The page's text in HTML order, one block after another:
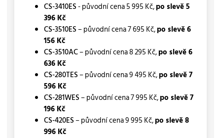
CS-3410ES- původní cena 5 995 Kč,po slevě 5
396 Kč
CS-3510ES– původní cena 7 695 Kč,po slevě 6
156 Kč
CS-3510AC– původní cena 8 295 Kč,po slevě 6
636 Kč
CS-280TES– původní cena 9 495 Kč,po slevě 7
596 Kč
CS-281WES– původní cena 7 995 Kč,po slevě 7
196 Kč
CS-420ES– původní cena 9 995 Kč,po slevě 8
996 Kč